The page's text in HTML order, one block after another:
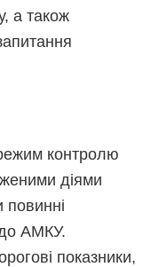
а також
контролю
діями
повинні
до АМКУ.
показники,